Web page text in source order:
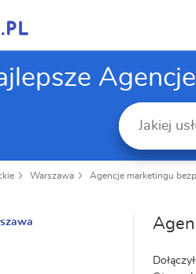
Warszawa Agencje marketingu